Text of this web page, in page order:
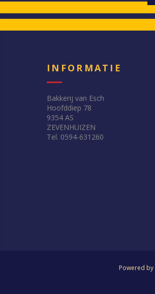
INFORMATIE
Bakkerij van Esch
Hoofddiep 78
9354 AS
ZEVENHUIZEN
Tel. 0594-631260
Powered by